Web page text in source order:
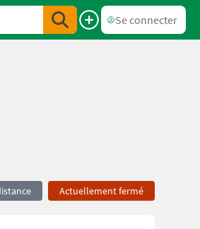
Se connecter
Actuellement fermé